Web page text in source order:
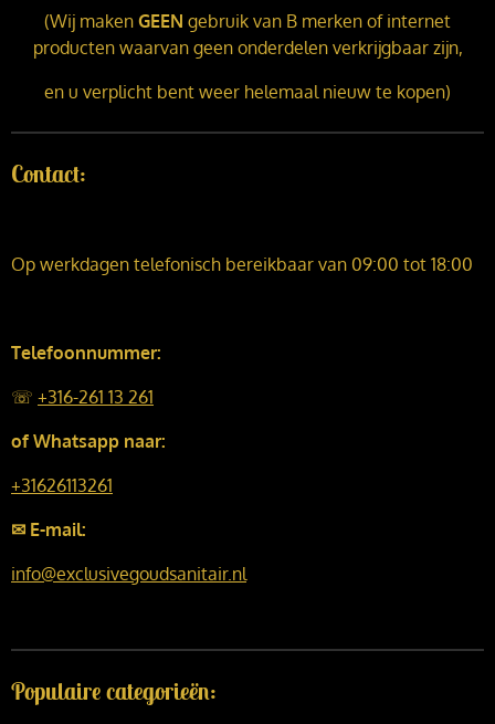
(Wij maken GEEN gebruik van B merken of internet
producten waarvan geen onderdelen verkrijgbaar zijn,
en u verplicht bent weer helemaal nieuw te kopen)
Contact:
Op werkdagen telefonisch bereikbaar van 09:00 tot 18:00
Telefoonnummer:
☏ +316-261 13 261
of Whatsapp naar:
+31626113261
✉ E-mail:
info@exclusivegoudsanitair.nl
Populaire categorieën: